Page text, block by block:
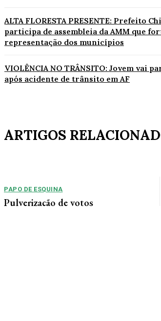
ALTA FLORESTA PRESENTE: Prefeito
participa de assembleia da AMM que
representação dos municípios
VIOLÊNCIA NO TRÂNSITO: Jovem vai
após acidente de trânsito em AF
ARTIGOS
PAPO DE ESQUINA
Pulverização de votos